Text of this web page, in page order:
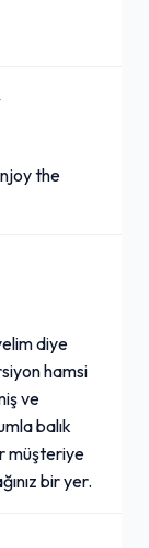
the
diye
hamsi
ve
balık
müşteriye
bir yer.